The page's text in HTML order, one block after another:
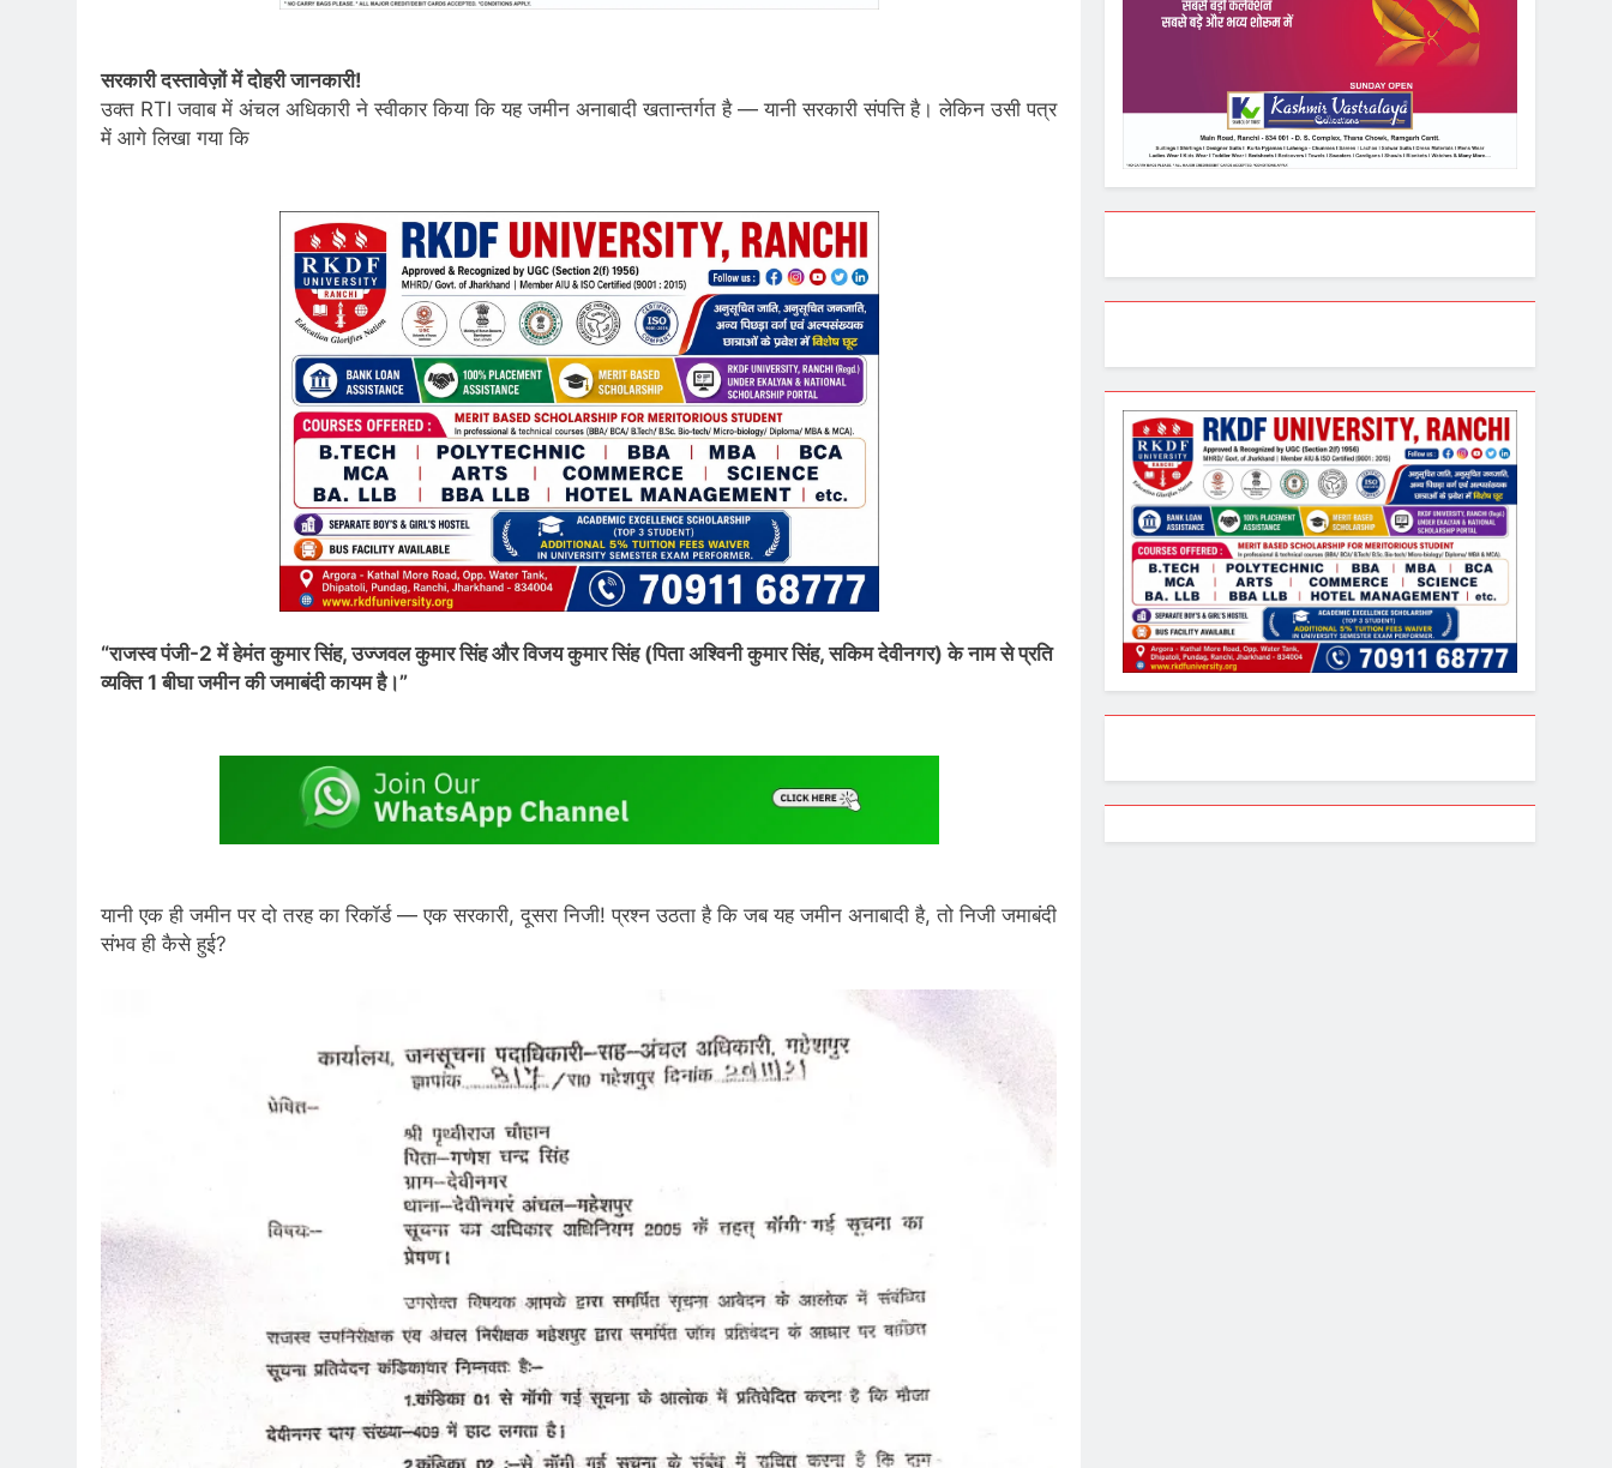
सरकारी दस्तावेज़ों में दोहरी जानकारी!
उक्त RTI जवाब में अंचल अधिकारी ने स्वीकार किया कि यह जमीन अनाबादी खतान्तर्गत है — यानी सरकारी संपत्ति है। लेकिन उसी पत्र
में आगे लिखा गया कि
“राजस्व पंजी-2 में हेमंत कुमार सिंह, उज्जवल कुमार सिंह और विजय कुमार सिंह (पिता अश्विनी कुमार सिंह, सकिम देवीनगर) के नाम से प्रति
व्यक्ति 1 बीघा जमीन की जमाबंदी कायम है।”
यानी एक ही जमीन पर दो तरह का रिकॉर्ड — एक सरकारी, दूसरा निजी! प्रश्न उठता है कि जब यह जमीन अनाबादी है, तो निजी जमाबंदी
संभव ही कैसे हुई?